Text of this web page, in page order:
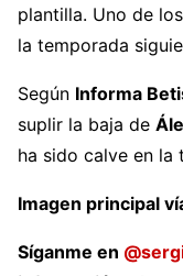
plantilla. Uno de
la temporada
Según Informa
suplir la baja de
ha sido calve en la
Imagen principal
Síganme en